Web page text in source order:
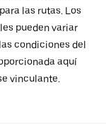
las rutas. Los
pueden variar
condiciones del
aquí
vinculante.